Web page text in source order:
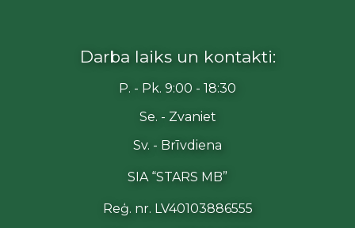
Darba laiks un kontakti:
P. - Pk. 9:00 - 18:30
Se. - Zvaniet
Sv. - Brīvdiena
SIA “STARS MB”
Reģ. nr. LV40103886555